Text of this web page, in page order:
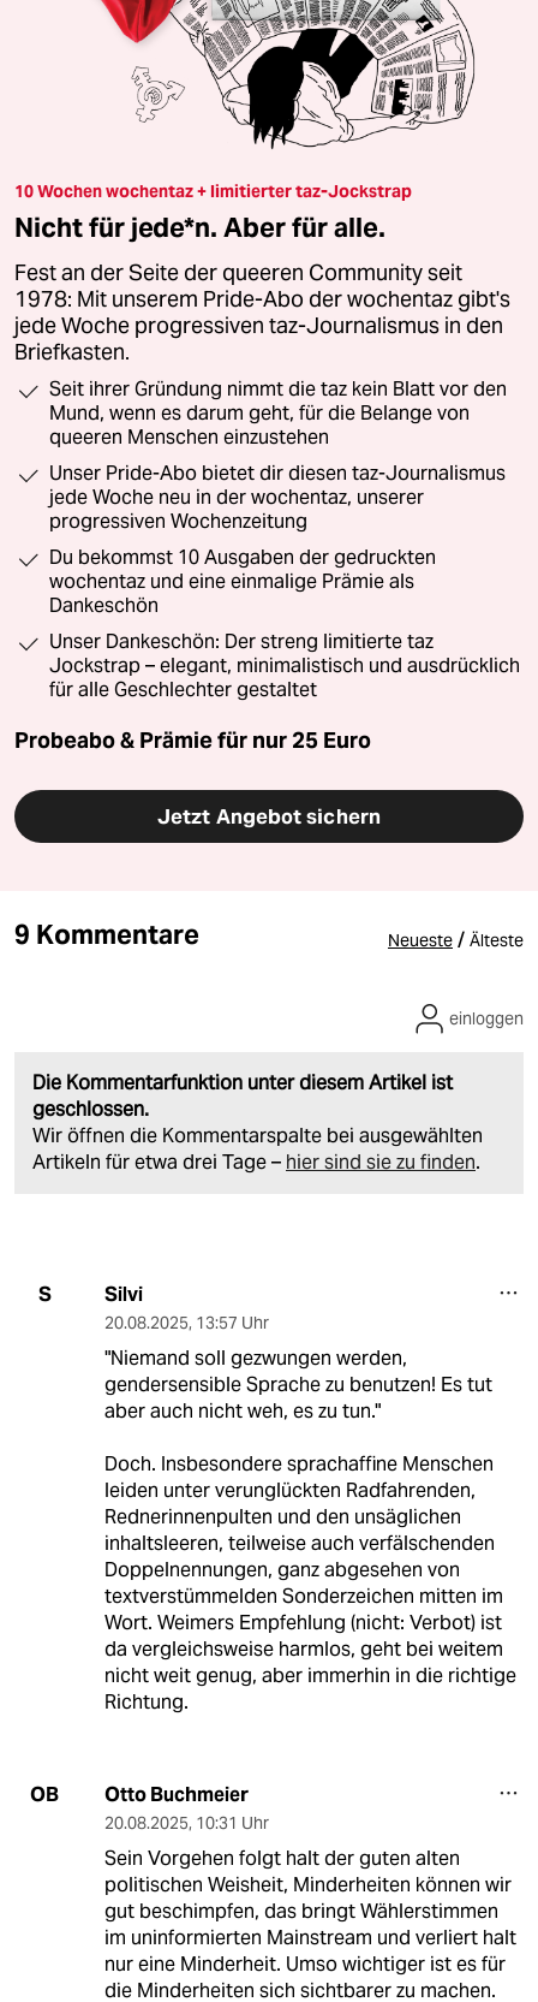
10 Wochen wochentaz + limitierter taz-Jockstrap
Nicht für jede*n. Aber für alle.
Fest an der Seite der queeren Community seit
1978: Mit unserem Pride-Abo der wochentaz gibt's
jede Woche progressiven taz-Journalismus in den
Briefkasten.
Seit ihrer Gründung nimmt die taz kein Blatt vor den
Mund, wenn es darum geht, für die Belange von
queeren Menschen einzustehen
Unser Pride-Abo bietet dir diesen taz-Journalismus
jede Woche neu in der wochentaz, unserer
progressiven Wochenzeitung
Du bekommst 10 Ausgaben der gedruckten
wochentaz und eine einmalige Prämie als
Dankeschön
Unser Dankeschön: Der streng limitierte taz
Jockstrap – elegant, minimalistisch und ausdrücklich
für alle Geschlechter gestaltet
Probeabo & Prämie für nur 25 Euro
Jetzt Angebot sichern
9 Kommentare Neueste / Älteste
Die Kommentarfunktion unter diesem Artikel ist
geschlossen.
Wir öffnen die Kommentarspalte bei ausgewählten
Artikeln für etwa drei Tage – hier sind sie zu finden.
einloggen
S Silvi
20.08.2025, 13:57 Uhr
"Niemand soll gezwungen werden,
gendersensible Sprache zu benutzen! Es tut
aber auch nicht weh, es zu tun."
Doch. Insbesondere sprachaffine Menschen
leiden unter verunglückten Radfahrenden,
Rednerinnenpulten und den unsäglichen
inhaltsleeren, teilweise auch verfälschenden
Doppelnennungen, ganz abgesehen von
textverstümmelden Sonderzeichen mitten im
Wort. Weimers Empfehlung (nicht: Verbot) ist
da vergleichsweise harmlos, geht bei weitem
nicht weit genug, aber immerhin in die richtige
Richtung.
OB Otto Buchmeier
20.08.2025, 10:31 Uhr
Sein Vorgehen folgt halt der guten alten
politischen Weisheit, Minderheiten können wir
gut beschimpfen, das bringt Wählerstimmen
im uninformierten Mainstream und verliert halt
nur eine Minderheit. Umso wichtiger ist es für
die Minderheiten sich sichtbarer zu machen.